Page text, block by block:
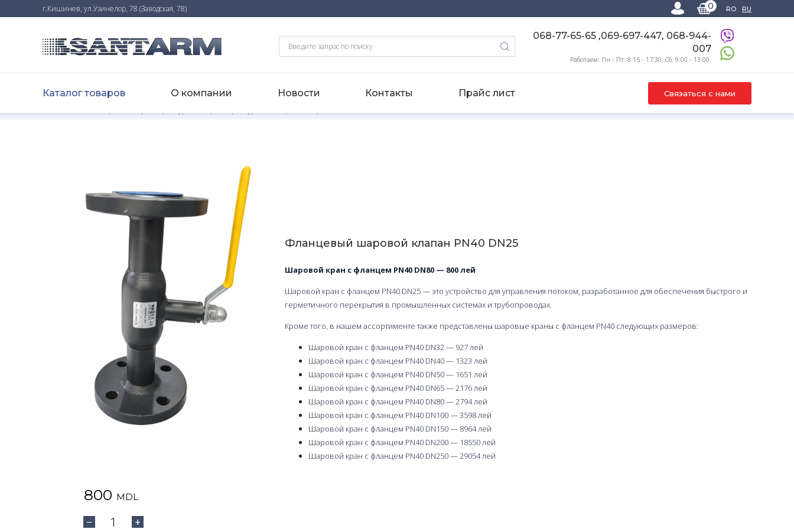
г.Кишинев, ул.Узинелор, 78 (Заводская, 78) 0 RO RU
068-77-65-65 ,069-697-447, 068-944-
007
Работаем: Пн - Пт: 8:15 - 17:30; Сб: 9:00 - 13:00.
Каталог товаров О компании Новости Контакты Прайс лист Связаться с нами
800 MDL
− 1 +
Фланцевый шаровой клапан PN40 DN25
Шаровой кран с фланцем PN40 DN80 — 800 лей
Шаровой кран с фланцем PN40 DN25 — это устройство для управления потоком, разработанное для обеспечения быстрого и
герметичного перекрытия в промышленных системах и трубопроводах.
Кроме того, в нашем ассортименте также представлены шаровые краны с фланцем PN40 следующих размеров:
Шаровой кран с фланцем PN40 DN32 — 927 лей
Шаровой кран с фланцем PN40 DN40 — 1323 лей
Шаровой кран с фланцем PN40 DN50 — 1651 лей
Шаровой кран с фланцем PN40 DN65 — 2176 лей
Шаровой кран с фланцем PN40 DN80 — 2794 лей
Шаровой кран с фланцем PN40 DN100 — 3598 лей
Шаровой кран с фланцем PN40 DN150 — 8964 лей
Шаровой кран с фланцем PN40 DN200 — 18550 лей
Шаровой кран с фланцем PN40 DN250 — 29054 лей